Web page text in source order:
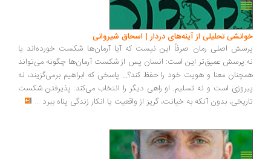
خوانشی تحلیلی از آینه‌های دردار | اسحاق شیروانی
پرسش اصلی رمان صرفاً این نیست که آیا آرمان‌ها شکست خورده‌اند یا
نه.پرسش عمیق‌تر این است: انسان پس از شکست آرمان‌ها چگونه می‌تواند
همچنان معنا و هویت خود را حفظ کند؟... پاسخی که ابراهیم برمی‌گزیند، نه
پیروزی است و نه تسلیم. او راهی دیگر را انتخاب می‌کند: پذیرفتن شکست
تاریخی، بدون آنکه به خیانت، گریز از واقعیت یا انکار زندگی پناه ببرد ...